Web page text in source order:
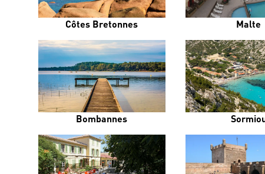
Côtes Bretonnes Malte
Bombannes